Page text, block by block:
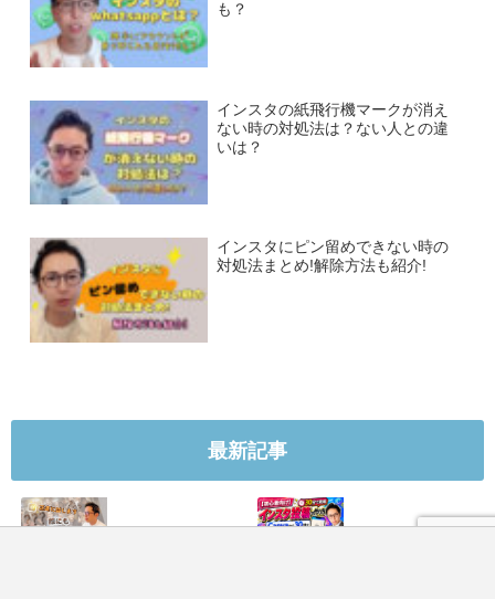
も？
インスタの紙飛行機マークが消え
ない時の対処法は？ない人との違
いは？
インスタにピン留めできない時の
対処法まとめ!解除方法も紹介!
最新記事